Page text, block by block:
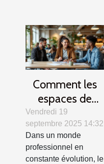
Comment les
espaces de
coworking
stimulent le
réseau
professionnel ?
Vendredi 19
septembre 2025 14:32
Dans un monde
professionnel en
constante évolution, le